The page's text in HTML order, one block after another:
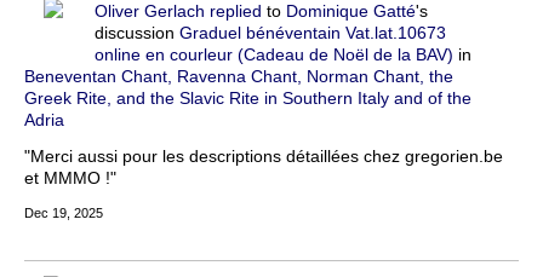
Oliver Gerlach replied to Dominique Gatté's
discussion Graduel bénéventain Vat.lat.10673
online en courleur (Cadeau de Noël de la BAV) in
Beneventan Chant, Ravenna Chant, Norman Chant, the
Greek Rite, and the Slavic Rite in Southern Italy and of the
Adria
"Merci aussi pour les descriptions détaillées chez gregorien.be
et MMMO !"
Dec 19, 2025